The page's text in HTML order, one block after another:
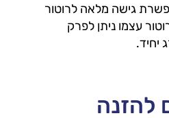
גישה מלאה לרוטור
עצמו ניתן לפרק
יחיד.
להזנה